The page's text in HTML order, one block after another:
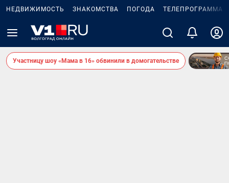
НЕДВИЖИМОСТЬ ЗНАКОМСТВА ПОГОДА ТЕЛЕПРОГРАММА
Участницу шоу «Мама в 16» обвинили в домогательстве